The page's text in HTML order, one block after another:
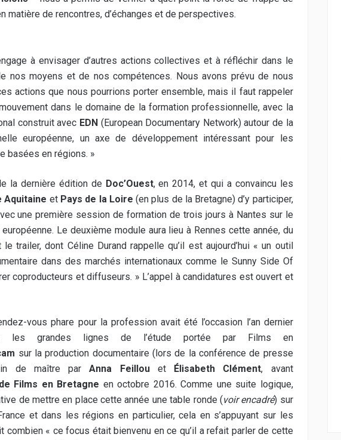
de rencontres, d’échanges et de perspectives.
à envisager d’autres actions collectives et à réfléchir dans le
nos moyens et de nos compétences. Nous avons prévu de nous
actions que nous pourrions porter ensemble, mais il faut rappeler
dans le domaine de la formation professionnelle, avec la
construit avec EDN(European Documentary Network) autour de la
européenne, un axe de développement intéressant pour les
basées en régions. »
la dernière édition de Doc’Ouest, en 2014, et qui a convaincu les
Aquitaine et Pays de la Loire (en plus de la Bretagne) d’y participer,
une première session de formation de trois jours à Nantes sur le
Le deuxième module aura lieu à Rennes cette année, du
trailer, dont Céline Durand rappelle qu’il est aujourd’hui « un outil
dans des marchés internationaux comme le Sunny Side Of
coproducteurs et diffuseurs. » L’appel à candidatures est ouvert et
vous phare pour la profession avait été l’occasion l’an dernier
les grandes lignes de l’étude portée par Films en
sur la production documentaire (lors de la conférence de presse
de maître parAnna Feillouet Élisabeth Clément, avant
Films en Bretagne en octobre 2016. Comme une suite logique,
de mettre en place cette année une table ronde (voir encadré) sur
et dans les régions en particulier, cela en s’appuyant sur les
« ce focus était bienvenu en ce qu’il a refait parler de cette